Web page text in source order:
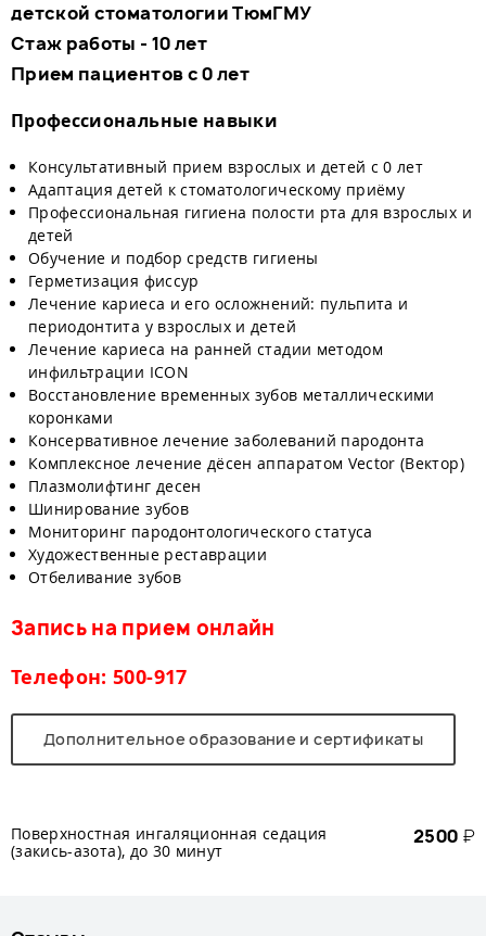
детской стоматологии ТюмГМУ
Стаж работы - 10 лет
Прием пациентов с 0 лет
Профессиональные навыки
Консультативный прием взрослых и детей с 0 лет
Адаптация детей к стоматологическому приёму
Профессиональная гигиена полости рта для взрослых и
детей
Обучение и подбор средств гигиены
Герметизация фиссур
Лечение кариеса и его осложнений: пульпита и
периодонтита у взрослых и детей
Лечение кариеса на ранней стадии методом
инфильтрации ICON
Восстановление временных зубов металлическими
коронками
Консервативное лечение заболеваний пародонта
Комплексное лечение дёсен аппаратом Vector (Вектор)
Плазмолифтинг десен
Шинирование зубов
Мониторинг пародонтологического статуса
Художественные реставрации
Отбеливание зубов
Запись на прием онлайн
Телефон: 500-917
Дополнительное образование и сертификаты
Поверхностная ингаляционная седация
(закись-азота), до 30 минут
2500 ₽